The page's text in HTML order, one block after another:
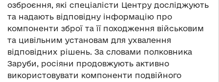
озброєння, які спеціалісти Центру досліджують
та надають відповідну інформацію про
компоненти зброї та її походження військовим
та цивільним установам для ухвалення
відповідних рішень. За словами полковника
Заруби, росіяни продовжують активно
використовувати компоненти подвійного